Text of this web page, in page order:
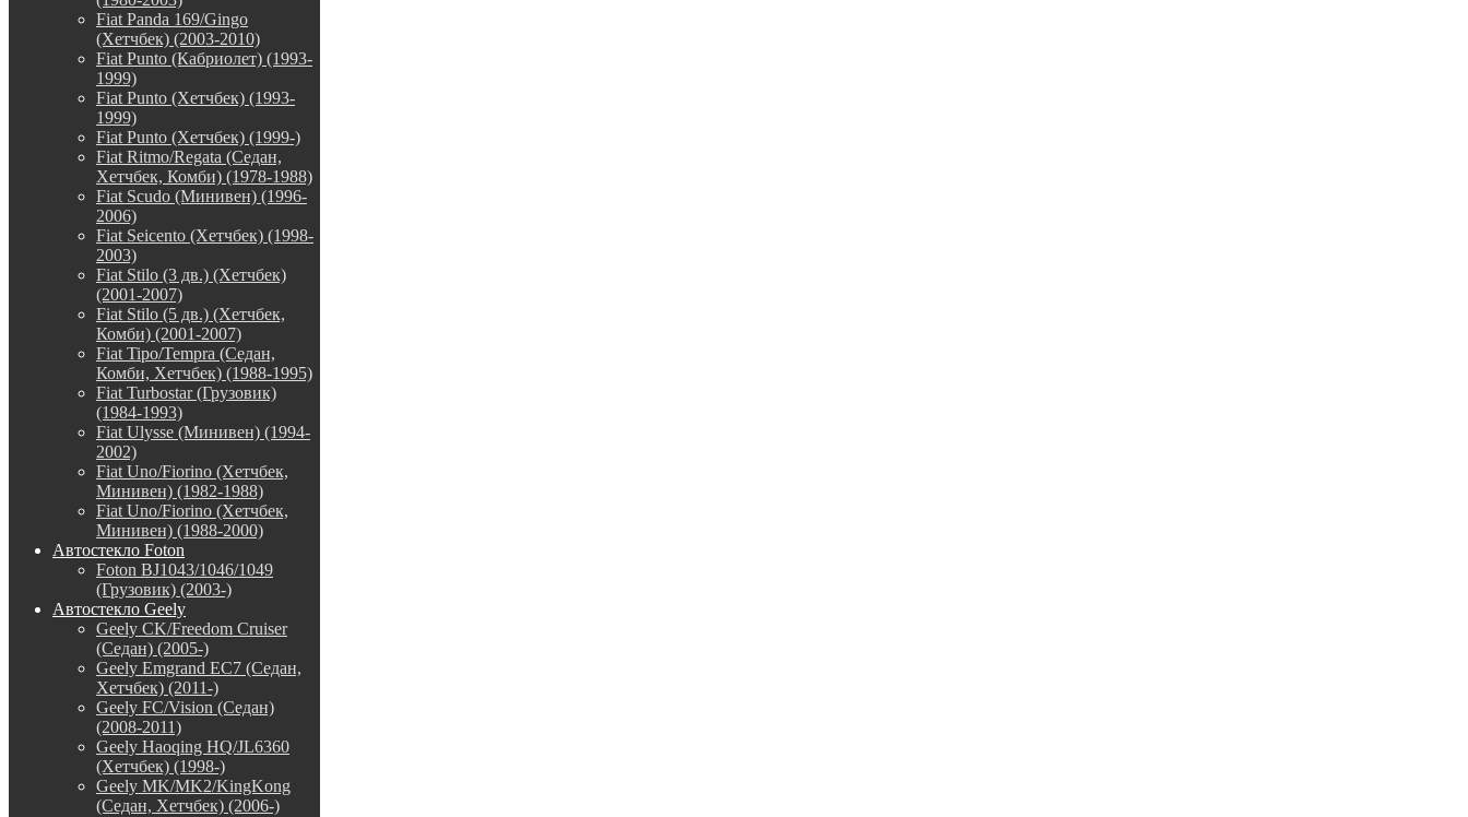
Fiat Panda 169/Gingo
(Хетчбек) (2003-2010)
Fiat Punto (Кабриолет) (1993-
1999)
Fiat Punto (Хетчбек) (1993-
1999)
Fiat Punto (Хетчбек) (1999-)
Fiat Ritmo/Regata (Седан,
Хетчбек, Комби) (1978-1988)
Fiat Scudo (Минивен) (1996-
2006)
Fiat Seicento (Хетчбек) (1998-
2003)
Fiat Stilo (3 дв.) (Хетчбек)
(2001-2007)
Fiat Stilo (5 дв.) (Хетчбек,
Комби) (2001-2007)
Fiat Tipo/Tempra (Седан,
Комби, Хетчбек) (1988-1995)
Fiat Turbostar (Грузовик)
(1984-1993)
Fiat Ulysse (Минивен) (1994-
2002)
Fiat Uno/Fiorino (Хетчбек,
Минивен) (1982-1988)
Fiat Uno/Fiorino (Хетчбек,
Минивен) (1988-2000)
Автостекло Foton
Foton BJ1043/1046/1049
(Грузовик) (2003-)
Автостекло Geely
Geely CK/Freedom Cruiser
(Седан) (2005-)
Geely Emgrand EC7 (Седан,
Хетчбек) (2011-)
Geely FC/Vision (Седан)
(2008-2011)
Geely Haoqing HQ/JL6360
(Хетчбек) (1998-)
Geely MK/MK2/KingKong
(Седан, Хетчбек) (2006-)